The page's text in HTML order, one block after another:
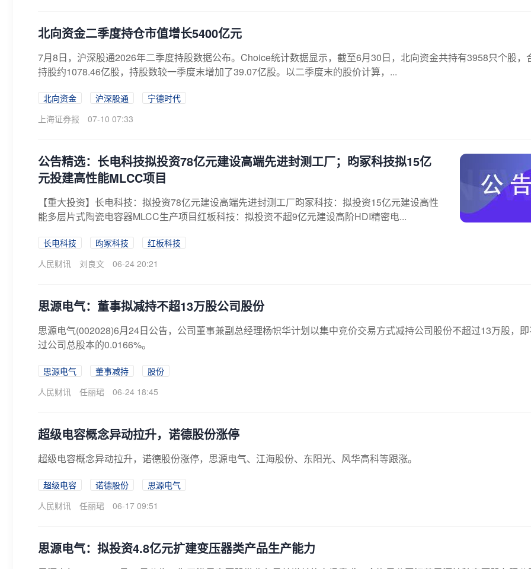
北向资金二季度持仓市值增长5400亿元
7月8日，沪深股通2026年二季度持股数据公布。Choice统计数据显示，截至6月30日，北向资金共持有3958只个股，
持股约1078.46亿股，持股数较一季度末增加了39.07亿股。以二季度末的股价计算，...
北向资金 沪深股通
宁德时代
上海证券报
07-10 07:33
公告精选：长电科技拟投资78亿元建设高端先进封测工厂；昀冢科技拟15亿
元投建高性能MLCC项目
【重大投资】长电科技：拟投资78亿元建设高端先进封测工厂昀冢科技：拟投资15亿元建设高性
能多层片式陶瓷电容器MLCC生产项目红板科技：拟投资不超9亿元建设高阶HDI精密电...
长电科技 昀冢科技
红板科技
人民财讯
刘良文 06-24 20:21
思源电气：董事拟减持不超13万股公司股份
思源电气(002028)6月24日公告，公司董事兼副总经理杨帜华计划以集中竞价交易方式减持公司股份不超过13万股，
过公司总股本的0.0166%。
思源电气 董事减持
股份
人民财讯
任丽珺 06-24 18:45
超级电容概念异动拉升，诺德股份涨停
超级电容概念异动拉升，诺德股份涨停，思源电气、江海股份、东阳光、风华高科等跟涨。
超级电容 诺德股份
思源电气
人民财讯
任丽珺 06-17 09:51
思源电气：拟投资4.8亿元扩建变压器类产品生产能力